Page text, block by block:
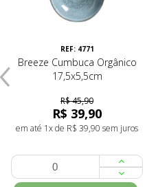
REF: 4771
Breeze Cumbuca Orgânico
17,5x5,5cm
R$ 45,90
R$ 39,90
em até 1x de R$ 39,90 sem juros